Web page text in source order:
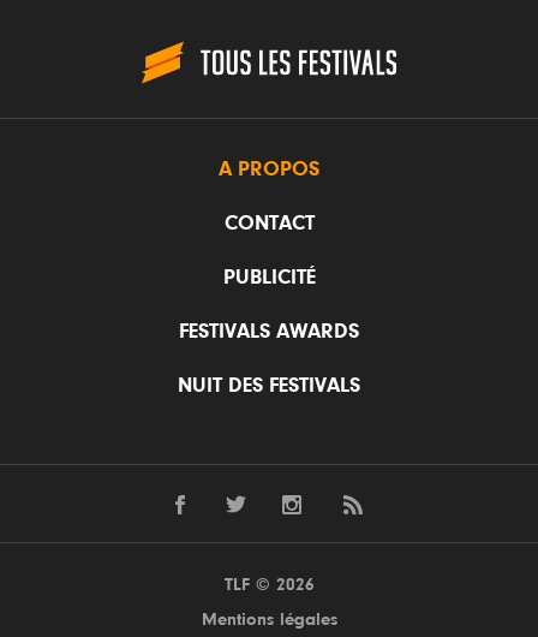
A PROPOS
CONTACT
PUBLICITÉ
FESTIVALS AWARDS
NUIT DES FESTIVALS
TLF © 2026
Mentions légales